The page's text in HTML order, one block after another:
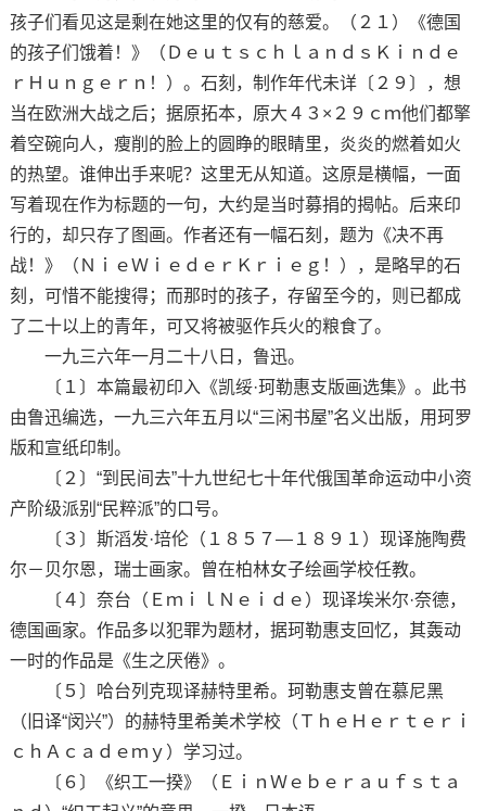
孩子们看见这是剩在她这里的仅有的慈爱。（２１）《德国
的孩子们饿着！》（ＤｅｕｔｓｃｈｌａｎｄｓＫｉｎｄｅ
ｒＨｕｎｇｅｒｎ！）。石刻，制作年代未详〔２９〕，想
当在欧洲大战之后；据原拓本，原大４３×２９ｃｍ他们都擎
着空碗向人，瘦削的脸上的圆睁的眼睛里，炎炎的燃着如火
的热望。谁伸出手来呢？这里无从知道。这原是横幅，一面
写着现在作为标题的一句，大约是当时募捐的揭帖。后来印
行的，却只存了图画。作者还有一幅石刻，题为《决不再
战！》（ＮｉｅＷｉｅｄｅｒＫｒｉｅｇ！），是略早的石
刻，可惜不能搜得；而那时的孩子，存留至今的，则已都成
了二十以上的青年，可又将被驱作兵火的粮食了。
一九三六年一月二十八日，鲁迅。
〔１〕本篇最初印入《凯绥·珂勒惠支版画选集》。此书
由鲁迅编选，一九三六年五月以“三闲书屋”名义出版，用珂罗
版和宣纸印制。
〔２〕“到民间去”十九世纪七十年代俄国革命运动中小资
产阶级派别“民粹派”的口号。
〔３〕斯滔发·培伦（１８５７—１８９１）现译施陶费
尔－贝尔恩，瑞士画家。曾在柏林女子绘画学校任教。
〔４〕奈台（ＥｍｉｌＮｅｉｄｅ）现译埃米尔·奈德，
德国画家。作品多以犯罪为题材，据珂勒惠支回忆，其轰动
一时的作品是《生之厌倦》。
〔５〕哈台列克现译赫特里希。珂勒惠支曾在慕尼黑
（旧译“闵兴”）的赫特里希美术学校（ＴｈｅＨｅｒｔｅｒｉ
ｃｈＡｃａｄｅｍｙ）学习过。
〔６〕《织工一揆》（ＥｉｎＷｅｂｅｒａｕｆｓｔａ